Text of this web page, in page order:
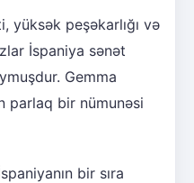
yüksək peşəkarlığı və
İspaniya sənət
Gemma
parlaq bir nümunəsi
bir sıra